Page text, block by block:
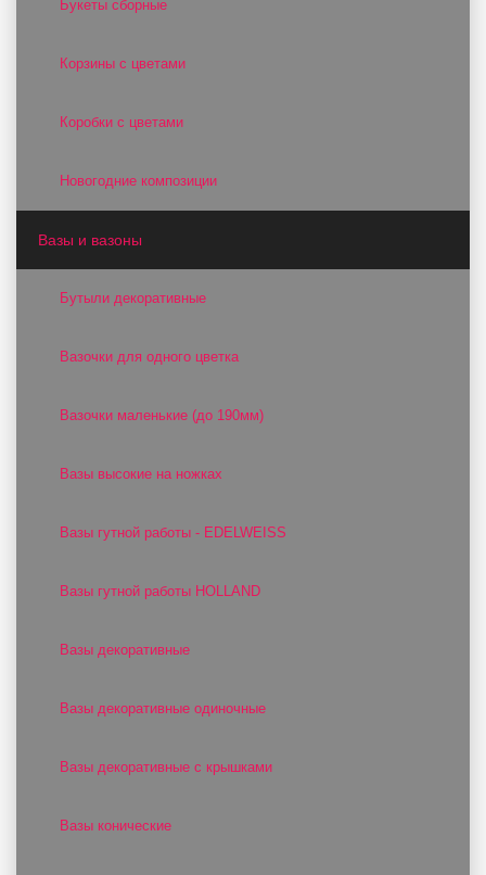
Букеты сборные
Корзины с цветами
Коробки с цветами
Новогодние композиции
Вазы и вазоны
Бутыли декоративные
Вазочки для одного цветка
Вазочки маленькие (до 190мм)
Вазы высокие на ножках
Вазы гутной работы - EDELWEISS
Вазы гутной работы HOLLAND
Вазы декоративные
Вазы декоративные одиночные
Вазы декоративные с крышками
Вазы конические